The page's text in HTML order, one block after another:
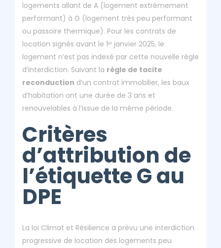
logements allant de A (logement extrêmement
performant) à G (logement très peu performant
ou passoire thermique). Pour les contrats de
location signés avant le 1ᵉʳ janvier 2025, le
logement n’est pas indexé par cette nouvelle règle
d’interdiction. Suivant la règle de tacite
reconduction d’un contrat immobilier, les baux
d’habitation ont une durée de 3 ans et
renouvelables à l’issue de la même période.
Critères
d’attribution de
l’étiquette G au
DPE
La loi Climat et Résilience a prévu une interdiction
progressive de location des logements peu